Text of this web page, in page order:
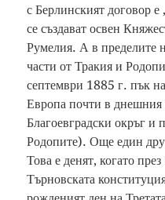
с Берлинският договор е
се създават освен
Румелия. А в пределите
части от Тракия и
септември 1885 г. пък
Европа почти в днешния
Благоевградски окръг и
Родопите). Още един
Това е денят, когато
Търновската